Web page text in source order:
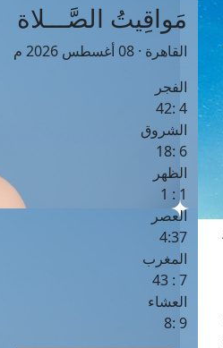
مَواقِيتُ الصَّـــلاة
القاهرة · 08 أغسطس 2026 م
الفجر
4 :42
الشروق
6 :18
الظهر
1 : 1
العصر
4:37
المغرب
7 : 43
العشاء
9 :8